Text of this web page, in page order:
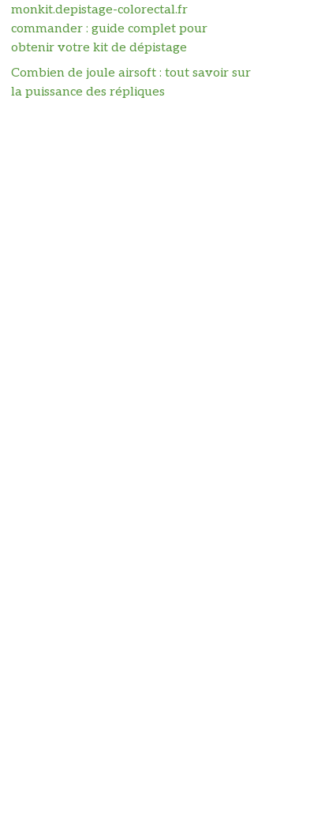
monkit.depistage-colorectal.fr
commander : guide complet pour
obtenir votre kit de dépistage
Combien de joule airsoft : tout savoir sur
la puissance des répliques